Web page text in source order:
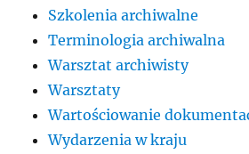
Szkolenia archiwalne
Terminologia archiwalna
Warsztat archiwisty
Warsztaty
Wartościowanie
Wydarzenia w kraju